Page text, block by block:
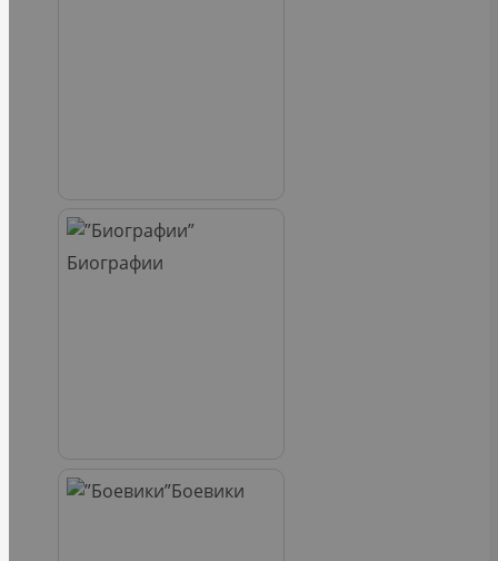
Биографии
Боевики